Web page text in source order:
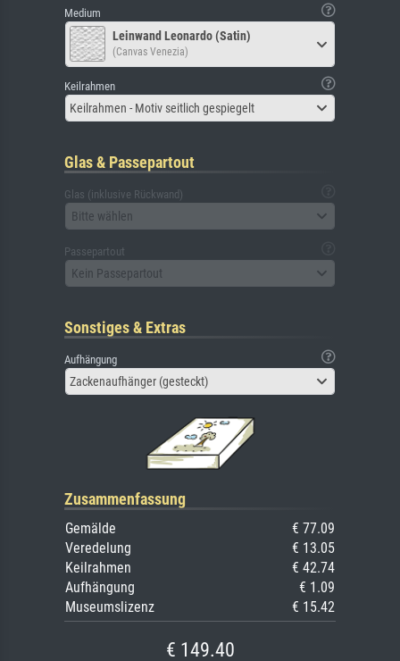
Medium
Leinwand Leonardo (Satin)
(Canvas Venezia)
Keilrahmen
Keilrahmen - Motiv seitlich gespiegelt
Glas & Passepartout
Glas (inklusive Rückwand)
Bitte wählen
Passepartout
Kein Passepartout
Sonstiges & Extras
Aufhängung
Zackenaufhänger (gesteckt)
Zusammenfassung
Gemälde
€ 77.09
Veredelung
€ 13.05
Keilrahmen
€ 42.74
Aufhängung
€ 1.09
Museumslizenz
€ 15.42
€ 149.40